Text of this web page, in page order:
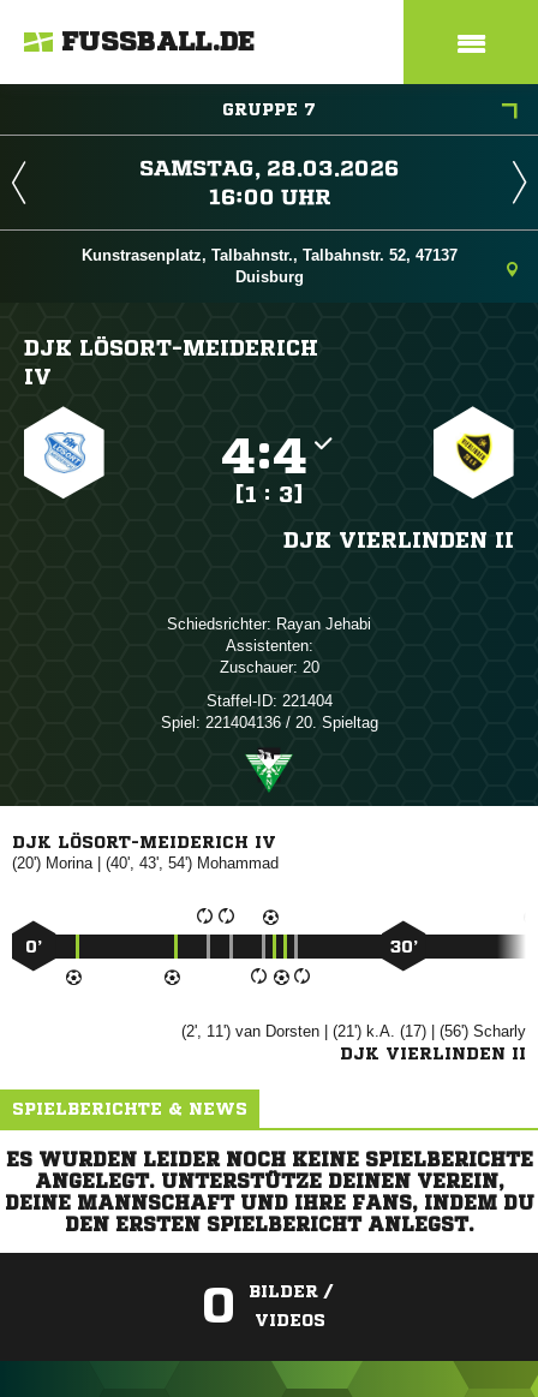
FUSSBALL.DE
GRUPPE 7
 
 
Kunstrasenplatz, Talbahnstr., Talbahnstr. 52, 47137
Duisburg
DJK LÖSORT-MEIDERICH
IV
:
[1 : 3]
DJK VIERLINDEN II
Schiedsrichter:  
Assistenten:
Zuschauer: 20
Staffel-ID: 221404
Spiel: 221404136 / 20. Spieltag
DJK LÖSORT-MEIDERICH IV
(20') | (40', 43', 54') 
0’ 30’
(2', 11')   | (21') k.A. (17) | (56') 
DJK VIERLINDEN II
SPIELBERICHTE & NEWS
ES WURDEN LEIDER NOCH KEINE SPIELBERICHTE
ANGELEGT. UNTERSTÜTZE DEINEN VEREIN,
DEINE MANNSCHAFT UND IHRE FANS, INDEM DU
DEN ERSTEN SPIELBERICHT ANLEGST.
0
BILDER /
VIDEOS